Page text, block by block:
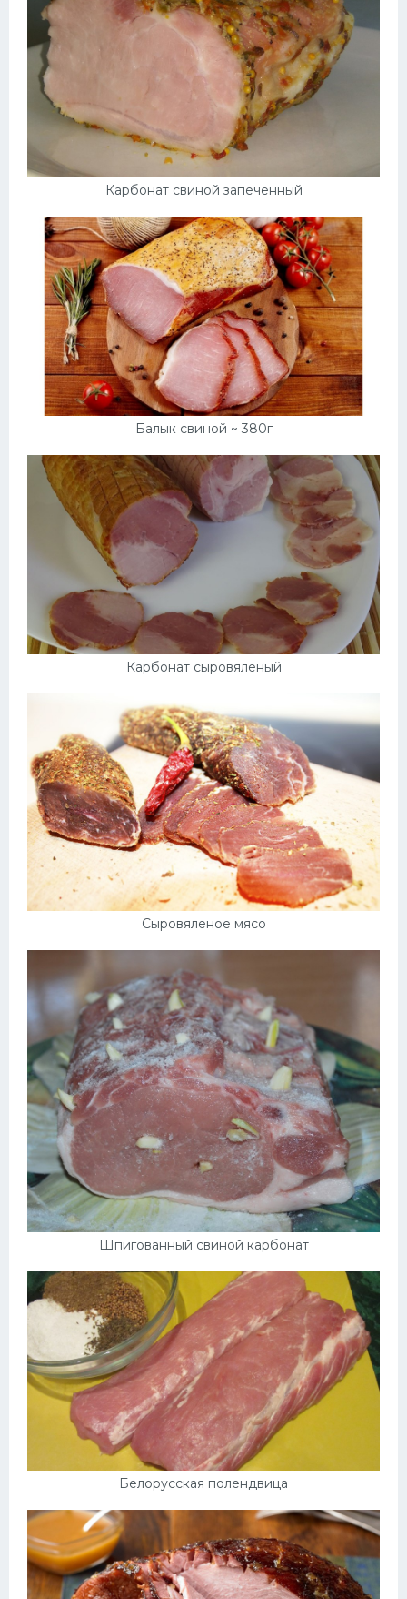
Карбонат свиной запеченный
Балык свиной ~ 380г
Карбонат сыровяленый
Сыровяленое мясо
Шпигованный свиной карбонат
Белорусская полендвица